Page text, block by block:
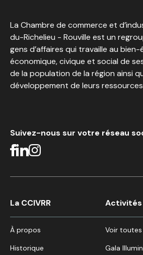
La Chambre de commerce et
du-Richelieu - Rouville est un
gens d’affaires qui travaille au bien-
économique, civique et social de
de la population de la région ainsi
développement de leurs
Suivez-nous sur votre réseau
La CCIVRR
À propos
Historique
Activités
Voir
Gala